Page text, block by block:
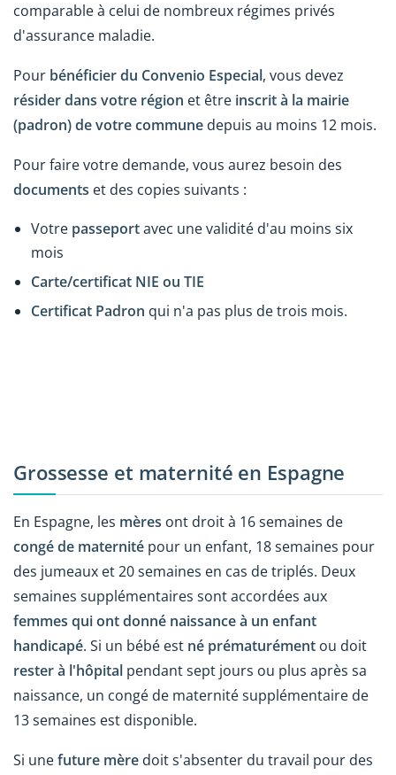
comparable à celui de nombreux régimes privés
d'assurance maladie.
Pour bénéficier du Convenio Especial, vous devez
résider dans votre région et être inscrit à la mairie
(padron)de votre commune depuis au moins 12 mois.
Pour faire votre demande, vous aurez besoin des
documents et des copies suivants :
Votre passeportavec une validité d'au moins six
mois
Carte/certificat NIE ou TIE
Certificat Padron qui n'a pas plus de trois mois.
Grossesse et maternité en Espagne
En Espagne, les mères ont droit à 16 semaines de
congé de maternité pour un enfant, 18 semaines pour
des jumeaux et 20 semaines en cas de triplés. Deux
semaines supplémentaires sont accordées aux
femmes qui ont donné naissance à un enfant
handicapé. Si un bébé est né prématurément ou doit
rester à l'hôpital pendant sept jours ou plus après sa
naissance, un congé de maternité supplémentaire de
13 semaines est disponible.
Si unefuture mère doit s'absenter du travail pour des